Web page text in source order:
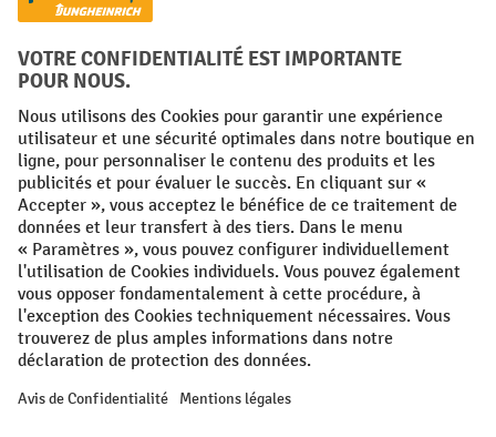
Réseaux sociaux
Facebook
YouTube
LinkedInInstagram
Conditions générales Mentions légales
Protection des Données Politique de cookies
All prices excl. VAT plusshipping costsand possible delivery charges,
if not stated otherwise.
¹ La remise est valable jusqu'à épuisement des stocks. La remise ne
s'applique pas aux prix spéciaux. Il n'est pas possible de le combiner
avec d'autres réductions en pourcentage ou bons de réduction. | ² Une
réduction unique est offerte lors de la première inscription à la